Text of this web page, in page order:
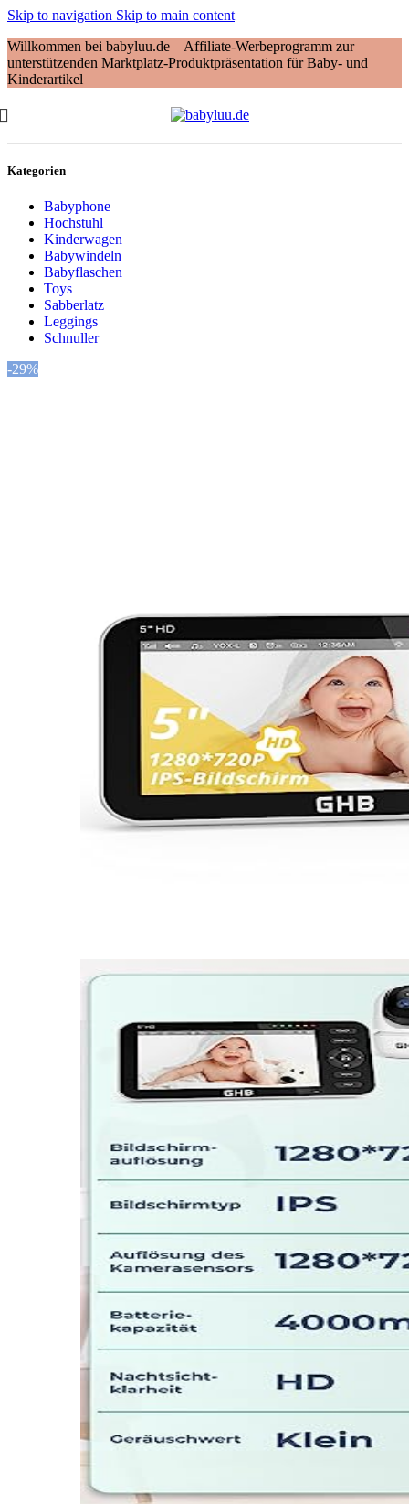
Skip to navigation Skip to main content
Willkommen bei babyluu.de – Affiliate-Werbeprogramm zur
unterstützenden Marktplatz-Produktpräsentation für Baby- und
Kinderartikel
Kategorien
Babyphone
Hochstuhl
Kinderwagen
Babywindeln
Babyflaschen
Toys
Sabberlatz
Leggings
Schnuller
-29%